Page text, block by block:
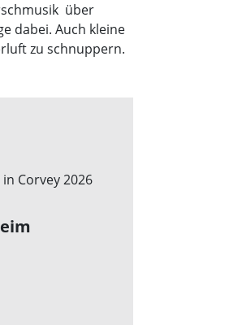
über
dabei. Auch kleine
zu schnuppern.